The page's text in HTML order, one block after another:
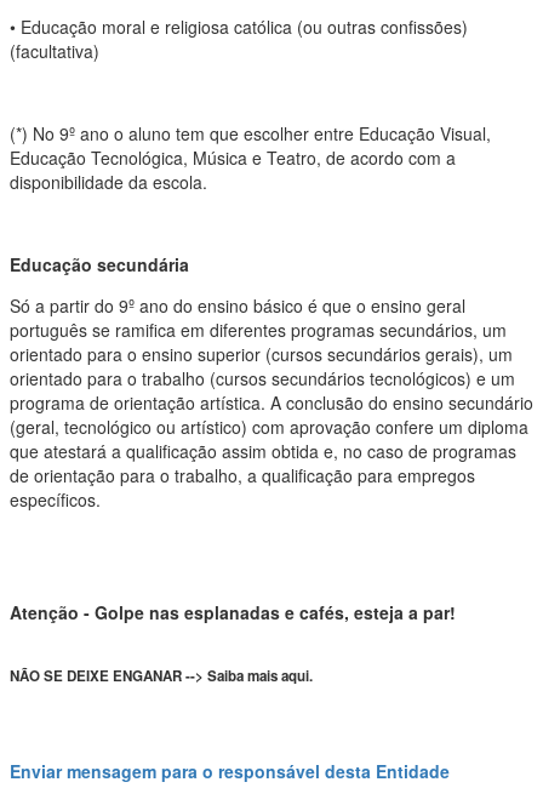
• Educação moral e religiosa católica (ou outras confissões)
(facultativa)
(*) No 9º ano o aluno tem que escolher entre Educação Visual,
Educação Tecnológica, Música e Teatro, de acordo com a
disponibilidade da escola.
Educação secundária
Só a partir do 9º ano do ensino básico é que o ensino geral
português se ramifica em diferentes programas secundários, um
orientado para o ensino superior (cursos secundários gerais), um
orientado para o trabalho (cursos secundários tecnológicos) e um
programa de orientação artística. A conclusão do ensino secundário
(geral, tecnológico ou artístico) com aprovação confere um diploma
que atestará a qualificação assim obtida e, no caso de programas
de orientação para o trabalho, a qualificação para empregos
específicos.
Atenção - Golpe nas esplanadas e cafés, esteja a par!
NÃO SE DEIXE ENGANAR --> Saiba mais aqui.
Enviar mensagem para o responsável desta Entidade